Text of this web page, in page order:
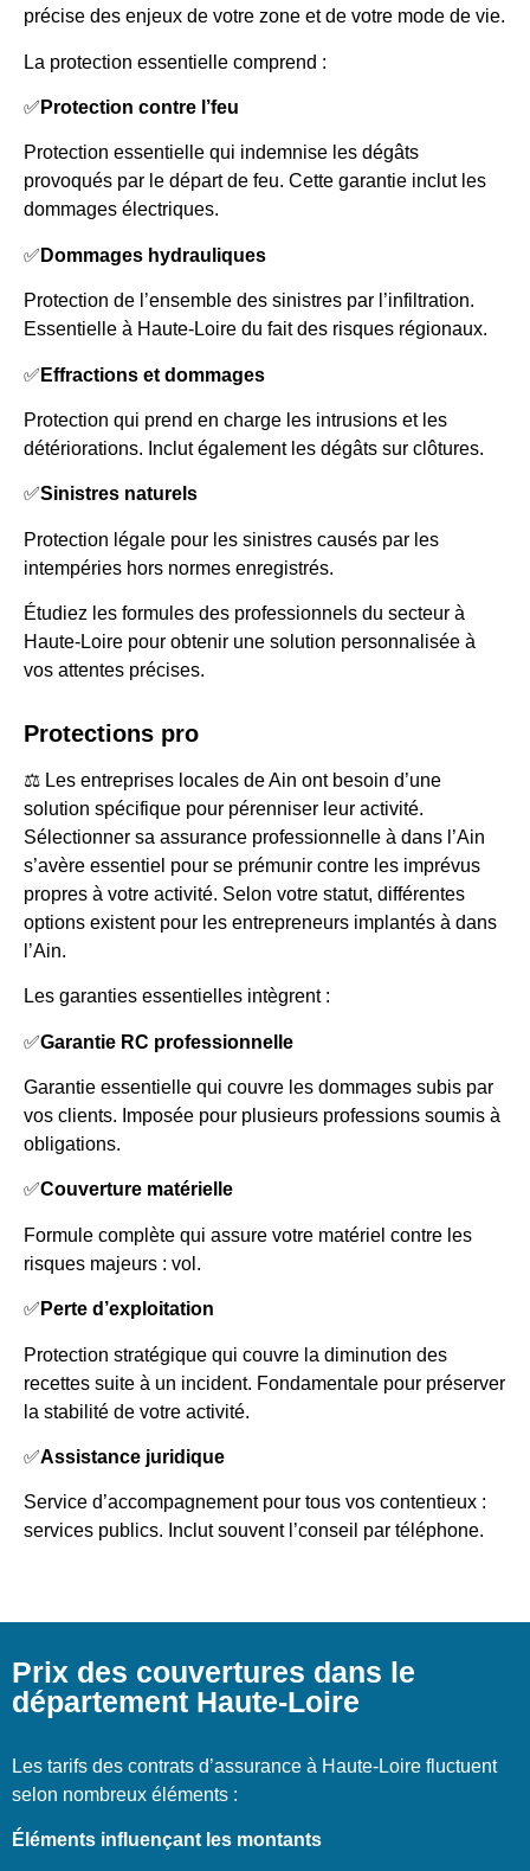
précise des enjeux de votre zone et de votre mode de vie.
La protection essentielle comprend :
✅ Protection contre l’feu
Protection essentielle qui indemnise les dégâts
provoqués par le départ de feu. Cette garantie inclut les
dommages électriques.
✅ Dommages hydrauliques
Protection de l’ensemble des sinistres par l’infiltration.
Essentielle à Haute-Loire du fait des risques régionaux.
✅ Effractions et dommages
Protection qui prend en charge les intrusions et les
détériorations. Inclut également les dégâts sur clôtures.
✅Sinistres naturels
Protection légale pour les sinistres causés par les
intempéries hors normes enregistrés.
Étudiez les formules des professionnels du secteur à
Haute-Loire pour obtenir une solution personnalisée à
vos attentes précises.
Protections pro
⚖️ Les entreprises locales de Ain ont besoin d’une
solution spécifique pour pérenniser leur activité.
Sélectionner sa assurance professionnelle à dans l’Ain
s’avère essentiel pour se prémunir contre les imprévus
propres à votre activité. Selon votre statut, différentes
options existent pour les entrepreneurs implantés à dans
l’Ain.
Les garanties essentielles intègrent :
✅Garantie RC professionnelle
Garantie essentielle qui couvre les dommages subis par
vos clients. Imposée pour plusieurs professions soumis à
obligations.
✅Couverture matérielle
Formule complète qui assure votre matériel contre les
risques majeurs : vol.
✅ Perte d’exploitation
Protection stratégique qui couvre la diminution des
recettes suite à un incident. Fondamentale pour préserver
la stabilité de votre activité.
✅Assistance juridique
Service d’accompagnement pour tous vos contentieux :
services publics. Inclut souvent l’conseil par téléphone.
Prix des couvertures dans le
département Haute-Loire
Les tarifs des contrats d’assurance à Haute-Loire fluctuent
selon nombreux éléments :
Éléments influençant les montants